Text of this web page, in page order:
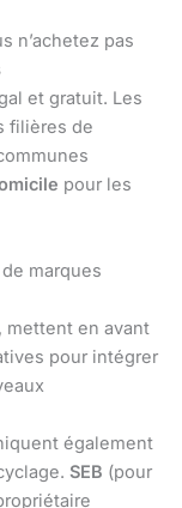
n’achetez pas
et gratuit. Les
filières de
pour les
marques
mettent en avant
pour intégrer
également
SEB (pour